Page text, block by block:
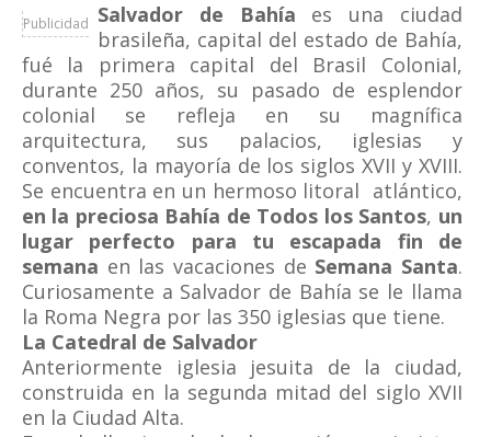
Publicidad Salvador de Bahía es una ciudad
brasileña, capital del estado de Bahía,
fué la primera capital del Brasil Colonial,
durante 250 años, su pasado de esplendor
colonial se refleja en su magnífica
arquitectura, sus palacios, iglesias y
conventos, la mayoría de los siglos XVII y XVIII.
Se encuentra en un hermoso litoral atlántico,
en la preciosa Bahía de Todos los Santos, un
lugar perfecto para tu escapada fin de
semana en las vacaciones de Semana Santa.
Curiosamente a Salvador de Bahía se le llama
la Roma Negra por las 350 iglesias que tiene.
La Catedral de Salvador
Anteriormente iglesia jesuita de la ciudad,
construida en la segunda mitad del siglo XVII
en la Ciudad Alta.